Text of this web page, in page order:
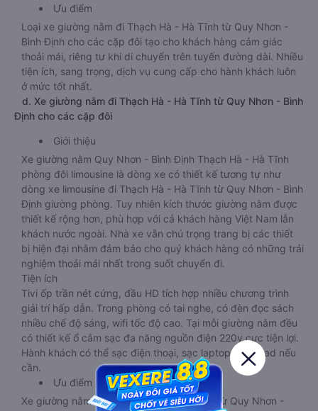
Ưu điểm
Loại xe giường nằm đi Thạch Hà - Hà Tĩnh từ Quy Nhơn -
Bình Định cho các cặp đôi tạo cho khách hàng cảm giác
thoải mái, riêng tư khi di chuyển trên tuyến đường dài. Nhiều
tiện ích, sang trọng, dịch vụ cung cấp cho hành khách luôn
ở mức tốt nhất.
d. Xe giường nằm đi Thạch Hà - Hà Tĩnh từ Quy Nhơn - Bình
Định cho các cặp đôi
Giới thiệu
Xe giường nằm Quy Nhơn - Bình Định Thạch Hà - Hà Tĩnh
phòng đôi limousine là dòng xe có thiết kế tương tự như
dòng xe limousine đi Thạch Hà - Hà Tĩnh từ Quy Nhơn - Bình
Định giường phòng. Tuy nhiên kích thước giường nằm được
thiết kế rộng hơn, phù hợp với cả khách hàng Việt Nam lẫn
khách nước ngoài. Nhà xe vẫn chú trọng trang bị các thiết
bị hiện đại nhằm đảm bảo cho quý khách hàng có những trải
nghiệm thoải mái nhất trong suốt chuyến đi.
Tiện ích
Tivi ốp trần nét cứng, đầu HD tích hợp nhiều chương trình
giải trí hấp dẫn. Trong phòng có tai nghe, có đèn đọc sách
nhiều chế độ sáng, wifi tốc độ cao. Tại mỗi giường nằm đều
có thiết kế ổ cắm sạc đa năng nguồn điện 220v cực tiện lợi.
Hành khách có thể sạc điện thoại, sạc laptop, sạc ipad nếu
cần.
Ưu điểm
Xe giường nằm đôi đi Thạch Hà - Hà Tĩnh từ Quy Nhơn -